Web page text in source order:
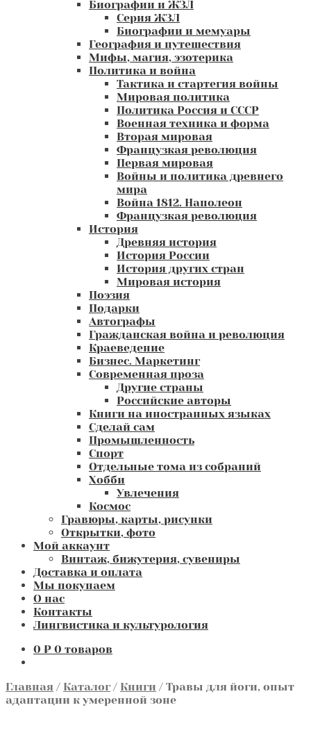
Биографии и ЖЗЛ
Серия ЖЗЛ
Биографии и мемуары
География и путешествия
Мифы, магия, эзотерика
Политика и война
Тактика и стартегия войны
Мировая политика
Политика Россия и СССР
Военная техника и форма
Вторая мировая
Французкая революция
Первая мировая
Войны и политика древнего
мира
Война 1812. Наполеон
Французкая революция
История
Древняя история
История России
История других стран
Мировая история
Поэзия
Подарки
Автографы
Гражданская война и революция
Краеведение
Бизнес. Маркетинг
Современная проза
Другие страны
Российские авторы
Книги на иностранных языках
Сделай сам
Промышленность
Спорт
Отдельные тома из собраний
Хобби
Увлечения
Космос
Гравюры, карты, рисунки
Открытки, фото
Мой аккаунт
Винтаж, бижутерия, сувениры
Доставка и оплата
Мы покупаем
О нас
Контакты
Лингвистика и культурология
0 ₽ 0 товаров
Главная / Каталог / Книги / Травы для йоги, опыт
адаптации к умеренной зоне